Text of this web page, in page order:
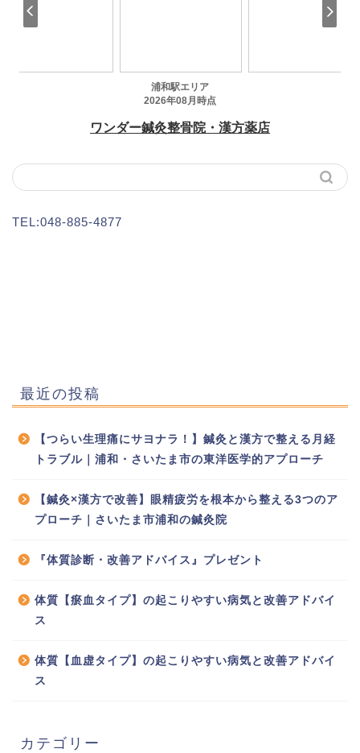
TEL:048-885-4877
最近の投稿
【つらい生理痛にサヨナラ！】鍼灸と漢方で整える月経
トラブル｜浦和・さいたま市の東洋医学的アプローチ
【鍼灸×漢方で改善】眼精疲労を根本から整える3つのア
プローチ｜さいたま市浦和の鍼灸院
『体質診断・改善アドバイス』プレゼント
体質【瘀血タイプ】の起こりやすい病気と改善アドバイ
ス
体質【血虚タイプ】の起こりやすい病気と改善アドバイ
ス
カテゴリー